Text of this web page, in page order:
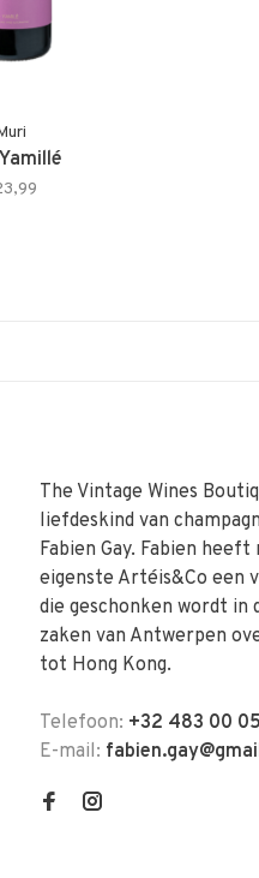
The Vintage Wines
liefdeskind van
Fabien Gay. Fabien
eigenste Artéis&Co een
die geschonken wordt in
zaken van Antwerpen
tot Hong Kong.
Telefoon: +32 483 00
E-mail: